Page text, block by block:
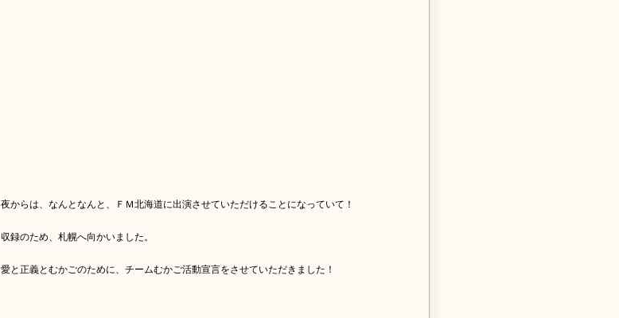
夜からは、なんとなんと、ＦＭ北海道に出演させていただけることになっていて！
収録のため、札幌へ向かいました。
愛と正義とむかごのために、チームむかご活動宣言をさせていただきました！